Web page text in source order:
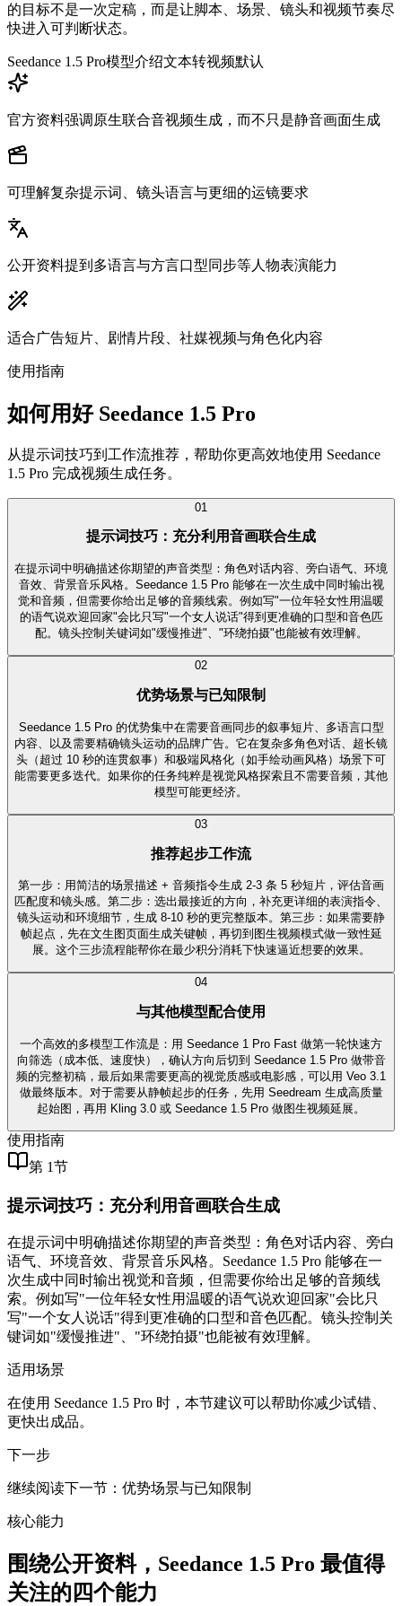
的目标不是一次定稿，而是让脚本、场景、镜头和视频节奏尽
快进入可判断状态。
Seedance 1.5 Pro模型介绍文本转视频默认
官方资料强调原生联合音视频生成，而不只是静音画面生成
可理解复杂提示词、镜头语言与更细的运镜要求
公开资料提到多语言与方言口型同步等人物表演能力
适合广告短片、剧情片段、社媒视频与角色化内容
使用指南
如何用好 Seedance 1.5 Pro
从提示词技巧到工作流推荐，帮助你更高效地使用 Seedance
1.5 Pro 完成视频生成任务。
01
提示词技巧：充分利用音画联合生成
在提示词中明确描述你期望的声音类型：角色对话内容、旁白语气、环境
音效、背景音乐风格。Seedance 1.5 Pro 能够在一次生成中同时输出视
觉和音频，但需要你给出足够的音频线索。例如写"一位年轻女性用温暖
的语气说欢迎回家"会比只写"一个女人说话"得到更准确的口型和音色匹
配。镜头控制关键词如"缓慢推进"、"环绕拍摄"也能被有效理解。
02
优势场景与已知限制
Seedance 1.5 Pro 的优势集中在需要音画同步的叙事短片、多语言口型
内容、以及需要精确镜头运动的品牌广告。它在复杂多角色对话、超长镜
头（超过 10 秒的连贯叙事）和极端风格化（如手绘动画风格）场景下可
能需要更多迭代。如果你的任务纯粹是视觉风格探索且不需要音频，其他
模型可能更经济。
03
推荐起步工作流
第一步：用简洁的场景描述 + 音频指令生成 2-3 条 5 秒短片，评估音画
匹配度和镜头感。第二步：选出最接近的方向，补充更详细的表演指令、
镜头运动和环境细节，生成 8-10 秒的更完整版本。第三步：如果需要静
帧起点，先在文生图页面生成关键帧，再切到图生视频模式做一致性延
展。这个三步流程能帮你在最少积分消耗下快速逼近想要的效果。
04
与其他模型配合使用
一个高效的多模型工作流是：用 Seedance 1 Pro Fast 做第一轮快速方
向筛选（成本低、速度快），确认方向后切到 Seedance 1.5 Pro 做带音
频的完整初稿，最后如果需要更高的视觉质感或电影感，可以用 Veo 3.1
做最终版本。对于需要从静帧起步的任务，先用 Seedream 生成高质量
起始图，再用 Kling 3.0 或 Seedance 1.5 Pro 做图生视频延展。
使用指南
第 1节
提示词技巧：充分利用音画联合生成
在提示词中明确描述你期望的声音类型：角色对话内容、旁白
语气、环境音效、背景音乐风格。Seedance 1.5 Pro 能够在一
次生成中同时输出视觉和音频，但需要你给出足够的音频线
索。例如写"一位年轻女性用温暖的语气说欢迎回家"会比只
写"一个女人说话"得到更准确的口型和音色匹配。镜头控制关
键词如"缓慢推进"、"环绕拍摄"也能被有效理解。
适用场景
在使用 Seedance 1.5 Pro 时，本节建议可以帮助你减少试错、
更快出成品。
下一步
继续阅读下一节：优势场景与已知限制
核心能力
围绕公开资料，Seedance 1.5 Pro 最值得
关注的四个能力